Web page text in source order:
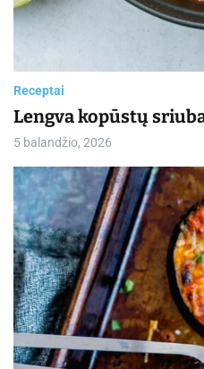
Receptai
Lengva kopūstų
5 balandžio, 2026